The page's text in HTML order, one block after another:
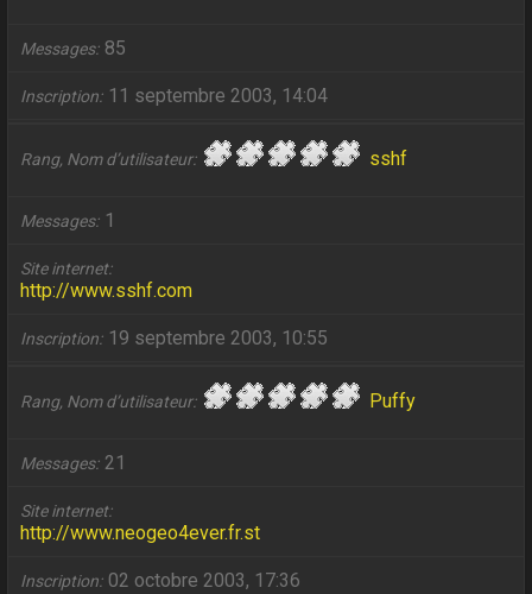
Messages 85
Inscription 11 septembre 2003, 14:04
Rang, Nom d’utilisateur sshf
Messages 1
Site internet
http://www.sshf.com
Inscription 19 septembre 2003, 10:55
Rang, Nom d’utilisateur Puffy
Messages 21
Site internet
http://www.neogeo4ever.fr.st
Inscription 02 octobre 2003, 17:36